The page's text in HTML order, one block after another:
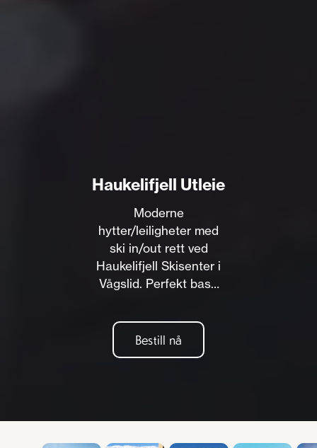
Haukelifjell Utleie
Moderne
hytter/leiligheter med
ski in/out rett ved
Haukelifjell Skisenter i
Vågslid. Perfekt base
Bestill din fjellferie i
dag!
Bestill nå